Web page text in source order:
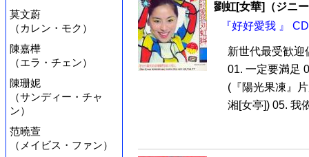
莫文蔚
（カレン・モク）
陳嘉樺
（エラ・チェン）
陳珊妮
（サンディー・チャ
ン）
范曉萱
（メイビス・ファン）
劉虹[女華]（ジニ
『好好愛我 』
新世代最受歓迎
01. 一定要満足
(『陽光果凍』
湘[女亭]) 05. 我